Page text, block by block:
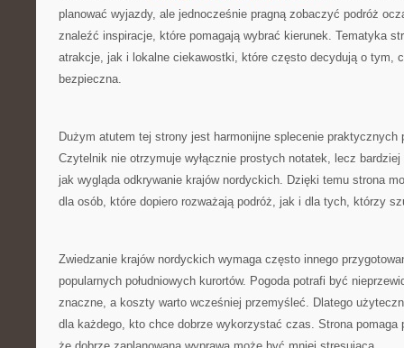
planować wyjazdy, ale jednocześnie pragną zobaczyć podróż
znaleźć inspiracje, które pomagają wybrać kierunek. Tematyka
atrakcje, jak i lokalne ciekawostki, które często decydują o tym,
bezpieczna.
Dużym atutem tej strony jest harmonijne splecenie
Czytelnik nie otrzymuje wyłącznie prostych notatek, lecz
jak wygląda odkrywanie krajów nordyckich. Dzięki temu strona
dla osób, które dopiero rozważają podróż, jak i dla tych, którzy
Zwiedzanie krajów nordyckich wymaga często innego
popularnych południowych kurortów. Pogoda potrafi być
znaczne, a koszty warto wcześniej przemyśleć. Dlatego
dla każdego, kto chce dobrze wykorzystać czas. Strona pomaga